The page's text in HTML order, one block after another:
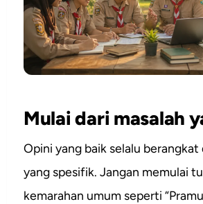
Mulai dari masalah
Opini yang baik selalu berangkat
yang spesifik. Jangan memulai
kemarahan umum seperti